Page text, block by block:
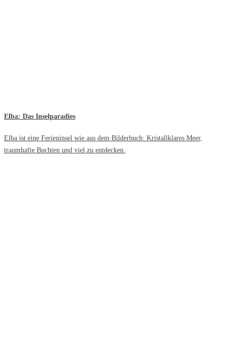
Elba: Das Inselparadies
Elba ist eine Ferieninsel wie aus dem Bilderbuch: Kristallklares Meer,
traumhafte Buchten und viel zu entdecken.